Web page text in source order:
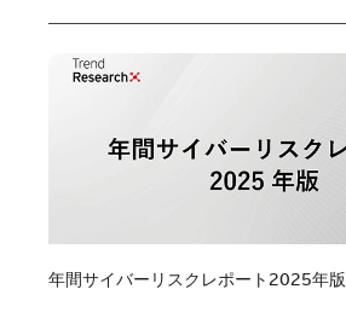
年間サイバーリスクレポート2025年版